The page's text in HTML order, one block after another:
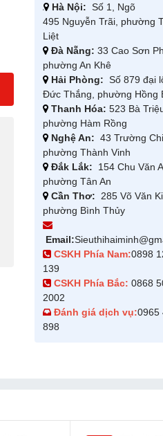
Hà Nội: Số 1, Ngõ
495 Nguyễn Trãi, phường
Liệt
Đà Nẵng: 33 Cao Sơn
phường An Khê
Hải Phòng: Số 879 đại
Đức Thắng, phường Hồng
Thanh Hóa: 523 Bà
phường Hàm Rồng
Nghệ An: 43 Trường
phường Thành Vinh
Đắk Lắk: 154 Chu Văn
phường Tân An
Cần Thơ: 285 Võ Văn
phường Bình Thủy
Email:
CSKH Phía Nam:0898
139
CSKH Phía Bắc: 0868
2002
Đánh giá dịch vụ:0965
898